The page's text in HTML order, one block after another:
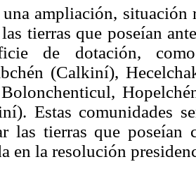
ampliación, situación
las tierras que poseían
de dotación,
(Calkiní),
Estas comunidades
las tierras que poseían
en la resolución